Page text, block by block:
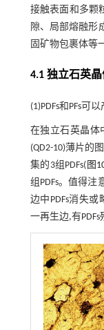
接触表面和多颗
隙、局部熔融形
固矿物包裹体等
4.1 独立石英晶
(1)PDFs和PFs可
在独立石英晶体
(QD2-10)薄片的
集的3组PDFs( 图
组PDFs。值得
边中PDFs消失
一再生边,有PDFs